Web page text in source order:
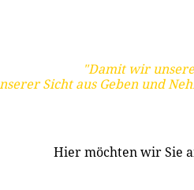
"Damit wir
Sicht aus Geben und
Hier möchten wir Sie